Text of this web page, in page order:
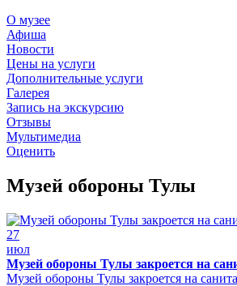
О музее
Афиша
Новости
Цены на услуги
Дополнительные услуги
Галерея
Запись на экскурсию
Отзывы
Мультимедиа
Оценить
Музей обороны Тулы
27
июл
Музей обороны Тулы закроется на
Музей обороны Тулы закроется на